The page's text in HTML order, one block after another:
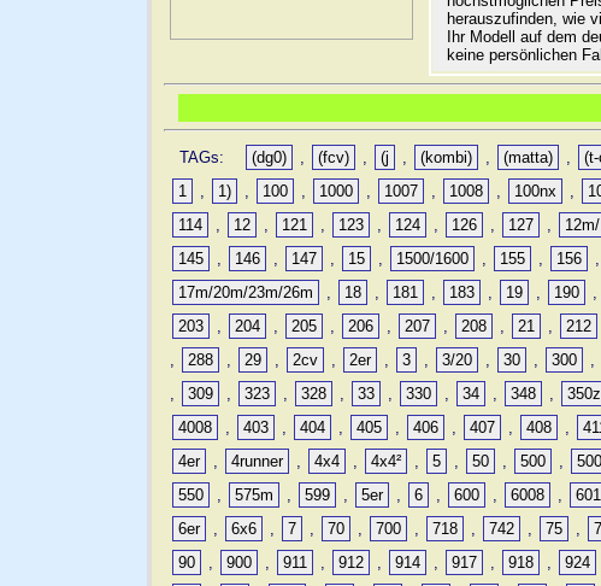
herauszufinden, wie
Ihr Modell auf dem
keine persönlichen
TAGs: (dg0) , (fcv) , (j , (kombi) , (matta) ,
1
, 1) , 100 , 1000 , 1007 , 1008 , 100nx ,
114
, 12 , 121 , 123 , 124 , 126 , 127 ,
145
, 146 , 147 , 15 , 1500/1600 , 155 , 156 ,
17m/20m/23m/26m
, 18 , 181 , 183 , 19 , 190 ,
203
, 204 , 205 , 206 , 207 , 208 , 21 , 212
,
288 , 29 , 2cv , 2er , 3 , 3/20 , 30 , 300 ,
,
309 , 323 , 328 , 33 , 330 , 34 , 348 , 350z
4008
, 403 , 404 , 405 , 406 , 407 , 408 ,
4er
, 4runner , 4x4 , 4x4² , 5 , 50 , 500 ,
550
, 575m , 599 , 5er , 6 , 600 , 6008 , 601
6er
, 6x6 , 7 , 70 , 700 , 718 , 742 , 75 ,
90
, 900 , 911 , 912 , 914 , 917 , 918 , 924